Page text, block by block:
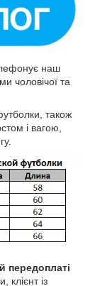
наш
чоловічої та
також
і вагою,
передоплаті
клієнт із